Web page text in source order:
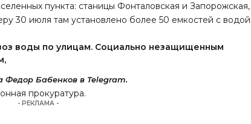
пункта: станицы Фонталовская и Запорожская,
30 июля там установлено более 50 емкостей с водой
воды по улицам. Социально незащищенным
Федор Бабенков в Telegram.
прокуратура.
- РЕКЛАМА -